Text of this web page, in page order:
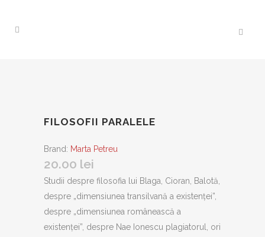
FILOSOFII PARALELE
Brand: Marta Petreu
20.00 lei
Studii despre filosofia lui Blaga, Cioran, Balotă,
despre „dimensiunea transilvană a existenţei”,
despre „dimensiunea românească a
existenţei”, despre Nae Ionescu plagiatorul, ori